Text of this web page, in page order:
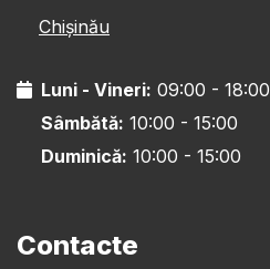
Chișinău
Luni - Vineri: 09:00 - 18:00
Sâmbătă: 10:00 - 15:00
Duminică: 10:00 - 15:00
Contacte